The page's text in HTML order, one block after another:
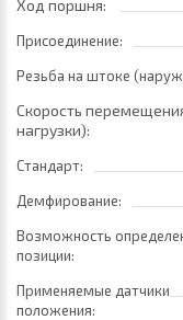
Ход поршня:
Присоединение:
Резьба на штоке
Скорость
нагрузки):
Стандарт:
Демфирование:
Возможность
позиции:
Применяемые датчики
положения: